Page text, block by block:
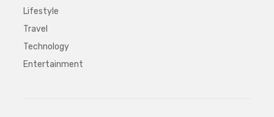
Lifestyle
Travel
Technology
Entertainment